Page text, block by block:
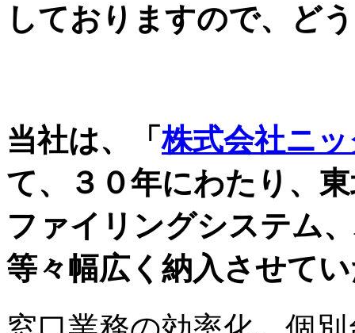
しておりますので、ど
当社は、「株式会社ニ
て、３０年にわたり、
ファイリングシステム
等々幅広く納入させて